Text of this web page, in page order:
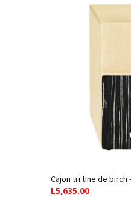
Cajon tri tine de birch
L5,635.00